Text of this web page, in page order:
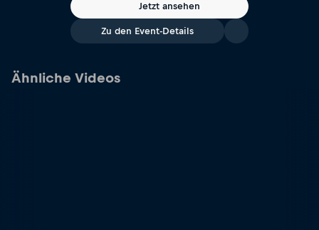
Jetzt ansehen
Zu den Event-Details
Ähnliche Videos